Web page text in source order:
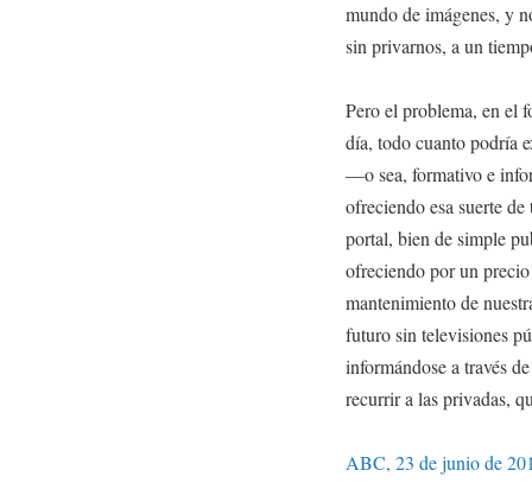
mundo de imágenes, y
sin privarnos, a un
Pero el problema, en el
día, todo cuanto podría
—o sea, formativo e
ofreciendo esa suerte
portal, bien de simple
ofreciendo por un
mantenimiento de
futuro sin televisiones
informándose a través
recurrir a las privadas,
ABC, 23 de junio de